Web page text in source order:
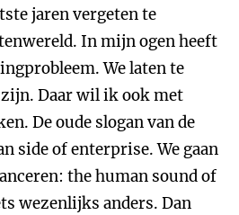
jaren vergeten te
In mijn ogen heeft
We laten te
Daar wil ik ook met
De oude slogan van de
side of enterprise. We gaan
the human sound of
wezenlijks anders. Dan